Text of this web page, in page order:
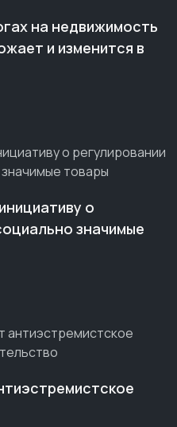
на недвижимость
и изменится в
о
значимые